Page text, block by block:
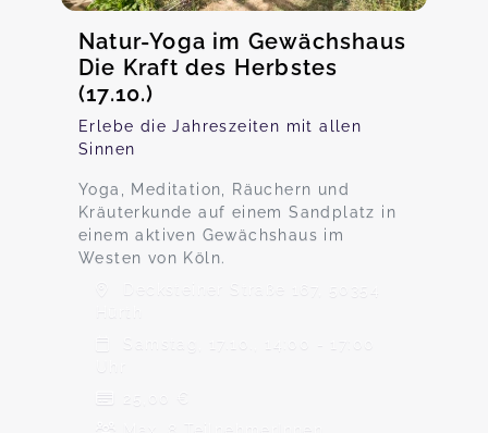
Natur-Yoga im Gewächshaus
Die Kraft des Herbstes
(17.10.)
Erlebe die Jahreszeiten mit allen
Sinnen
Yoga, Meditation, Räuchern und
Kräuterkunde auf einem Sandplatz in
einem aktiven Gewächshaus im
Westen von Köln.
Decksteiner Straße 167, 50354
Hürth
Samstag, 17.10., 14:00 - 17:00
25,00 €